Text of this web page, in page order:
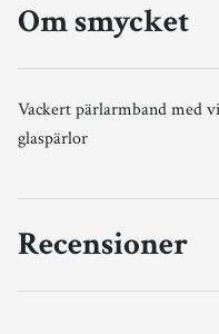
Om smycket
Vackert pärlarmband med
glaspärlor
Recensioner